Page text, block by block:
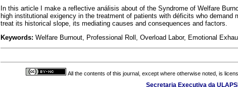
In this article I make a reflective análisis about of the Syndrome of Welfare
high institutional exigency in the treatment of patients with déficits who demand
treat its historical slope, its mediating causes and consequences and factors.
Keywords: Welfare Burnout, Professional Roll, Overload Labor, Emotional
All the contents of this journal, except where otherwise noted, is
Secretaria Executiva da ULAPSI